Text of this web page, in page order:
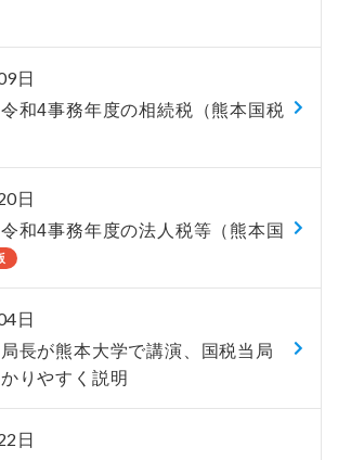
日
令和4事務年度の相続税（熊本国税
日
令和4事務年度の法人税等（熊本国
日
長が熊本大学で講演、国税当局
りやすく説明
日